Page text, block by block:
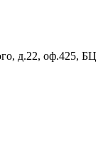
д.22, оф.425, БЦ